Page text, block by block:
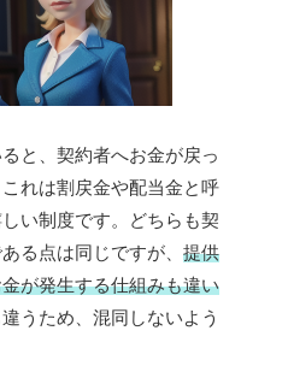
と、契約者へお金が戻っ
れは割戻金や配当金と呼
い制度です。どちらも契
る点は同じですが、 提供
が発生する仕組みも違い
うため、混同しないよう